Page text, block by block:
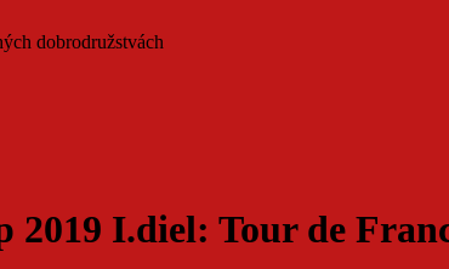
dobrodružstvách
I.diel: Tour de